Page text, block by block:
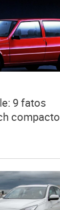
9 fatos
compacto